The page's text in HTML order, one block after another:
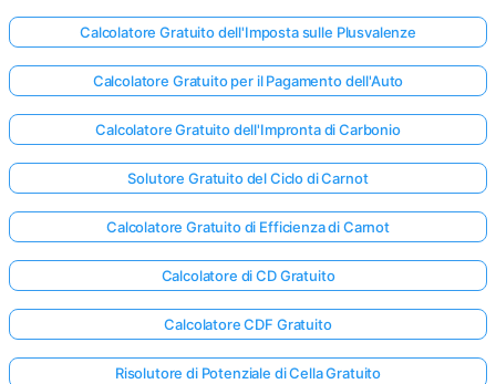
Calcolatore Gratuito dell'Imposta sulle Plusvalenze
Calcolatore Gratuito per il Pagamento dell'Auto
Calcolatore Gratuito dell'Impronta di Carbonio
Solutore Gratuito del Ciclo di Carnot
Calcolatore Gratuito di Efficienza di Carnot
Calcolatore di CD Gratuito
Calcolatore CDF Gratuito
Risolutore di Potenziale di Cella Gratuito